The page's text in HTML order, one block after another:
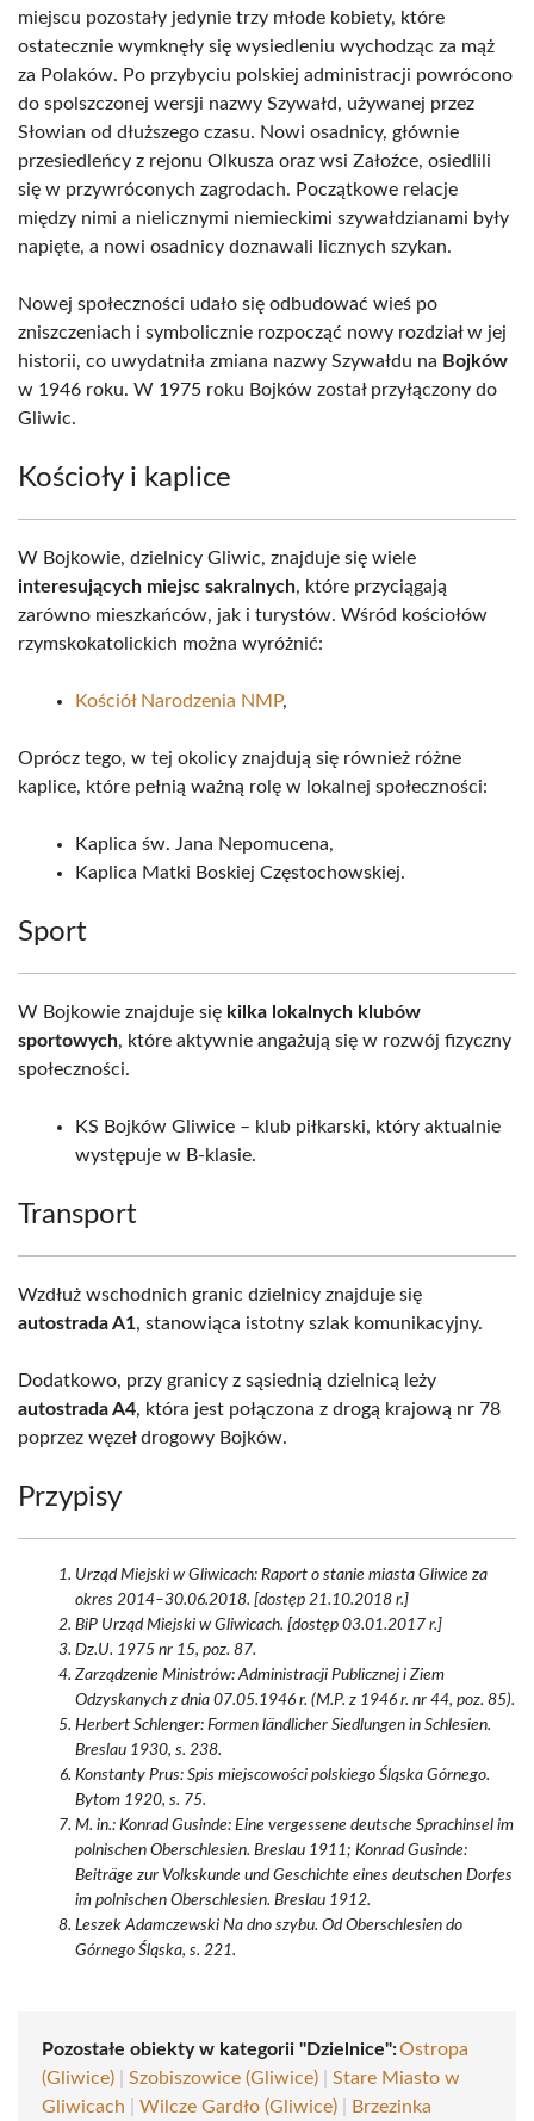
miejscu pozostały jedynie trzy młode kobiety, które
ostatecznie wymknęły się wysiedleniu wychodząc za mąż
za Polaków. Po przybyciu polskiej administracji powrócono
do spolszczonej wersji nazwy Szywałd, używanej przez
Słowian od dłuższego czasu. Nowi osadnicy, głównie
przesiedleńcy z rejonu Olkusza oraz wsi Załoźce, osiedlili
się w przywróconych zagrodach. Początkowe relacje
między nimi a nielicznymi niemieckimi szywałdzianami były
napięte, a nowi osadnicy doznawali licznych szykan.
Nowej społeczności udało się odbudować wieś po
zniszczeniach i symbolicznie rozpocząć nowy rozdział w jej
historii, co uwydatniła zmiana nazwy Szywałdu na Bojków
w 1946 roku. W 1975 roku Bojków został przyłączony do
Gliwic.
Kościoły i kaplice
W Bojkowie, dzielnicy Gliwic, znajduje się wiele
interesujących miejsc sakralnych, które przyciągają
zarówno mieszkańców, jak i turystów. Wśród kościołów
rzymskokatolickich można wyróżnić:
Kościół Narodzenia NMP,
Oprócz tego, w tej okolicy znajdują się również różne
kaplice, które pełnią ważną rolę w lokalnej społeczności:
Kaplica św. Jana Nepomucena,
Kaplica Matki Boskiej Częstochowskiej.
Sport
W Bojkowie znajduje się kilka lokalnych klubów
sportowych, które aktywnie angażują się w rozwój fizyczny
społeczności.
KS Bojków Gliwice – klub piłkarski, który aktualnie
występuje w B-klasie.
Transport
Wzdłuż wschodnich granic dzielnicy znajduje się
autostrada A1, stanowiąca istotny szlak komunikacyjny.
Dodatkowo, przy granicy z sąsiednią dzielnicą leży
autostrada A4, która jest połączona z drogą krajową nr 78
poprzez węzeł drogowy Bojków.
Przypisy
Urząd Miejski w Gliwicach: Raport o stanie miasta Gliwice za
okres 2014–30.06.2018. [dostęp 21.10.2018 r.]
BiP Urząd Miejski w Gliwicach. [dostęp 03.01.2017 r.]
Dz.U. 1975 nr 15, poz. 87.
Zarządzenie Ministrów: Administracji Publicznej i Ziem
Odzyskanych z dnia 07.05.1946 r. (M.P. z 1946 r. nr 44, poz. 85).
Herbert Schlenger: Formen ländlicher Siedlungen in Schlesien.
Breslau 1930, s. 238.
Konstanty Prus: Spis miejscowości polskiego Śląska Górnego.
Bytom 1920, s. 75.
M. in.: Konrad Gusinde: Eine vergessene deutsche Sprachinsel im
polnischen Oberschlesien. Breslau 1911; Konrad Gusinde:
Beiträge zur Volkskunde und Geschichte eines deutschen Dorfes
im polnischen Oberschlesien. Breslau 1912.
Leszek Adamczewski Na dno szybu. Od Oberschlesien do
Górnego Śląska, s. 221.
Pozostałe obiekty w kategorii "Dzielnice":Ostropa
(Gliwice)
Szobiszowice (Gliwice)
Stare Miasto w
Gliwicach
Wilcze Gardło (Gliwice) Brzezinka